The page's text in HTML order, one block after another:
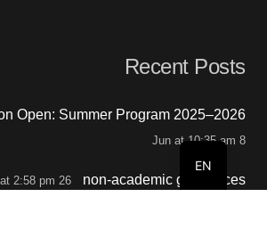
Recent Posts
Open: Summer Program 2025–2026
8 Jun at 10:35 am
non-academic grievances
26 Jan at 2:58 pm
EN